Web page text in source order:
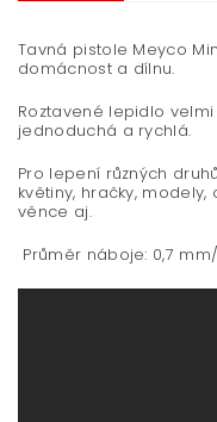
Tavná pistole Meyco
domácnost a dílnu.
Roztavené lepidlo
jednoduchá a rychlá.
Pro lepení různých
květiny, hračky, modely,
věnce aj.
Průměr náboje: 0,7